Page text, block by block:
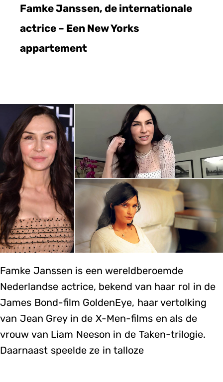
Famke Janssen, de internationale
actrice – Een New Yorks
appartement
Famke Janssen is een wereldberoemde
Nederlandse actrice, bekend van haar rol in de
James Bond-film GoldenEye, haar vertolking
van Jean Grey in de X-Men-films en als de
vrouw van Liam Neeson in de Taken-trilogie.
Daarnaast speelde ze in talloze